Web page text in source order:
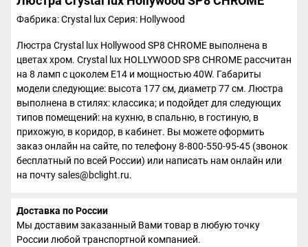
Фабрика: Crystal luxСерия: Hollywood
Люстра Crystal lux Hollywood SP8 CHROME выполнена в
цветах хром. Crystal lux HOLLYWOOD SP8 CHROME рассчитан
на 8 ламп с цоколем E14 и мощностью 40W. Габариты
модели следующие: высота 177 см, диаметр 77 см. Люстра
выполнена в стилях: классика; и подойдет для следующих
типов помещений: на кухню, в спальню, в гостиную, в
прихожую, в коридор, в кабинет. Вы можете оформить
заказ онлайн на сайте, по телефону 8-800-550-95-45 (звонок
бесплатный по всей России) или написать нам онлайн или
на почту sales@bclight.ru.
Доставка по России
Мы доставим заказанный Вами товар в любую точку
России любой транспортной компанией.